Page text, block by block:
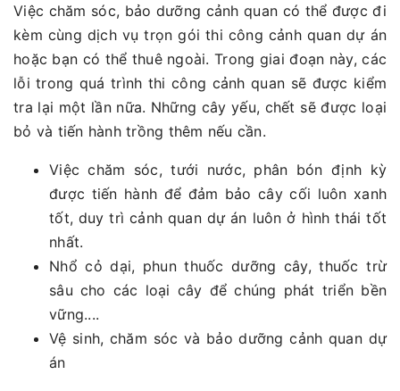
Việc chăm sóc, bảo dưỡng cảnh quan có thể được đi
kèm cùng dịch vụ trọn gói thi công cảnh quan dự án
hoặc bạn có thể thuê ngoài. Trong giai đoạn này, các
lỗi trong quá trình thi công cảnh quan sẽ được kiểm
tra lại một lần nữa. Những cây yếu, chết sẽ được loại
bỏ và tiến hành trồng thêm nếu cần.
Việc chăm sóc, tưới nước, phân bón định kỳ
được tiến hành để đảm bảo cây cối luôn xanh
tốt, duy trì cảnh quan dự án luôn ở hình thái tốt
nhất.
Nhổ cỏ dại, phun thuốc dưỡng cây, thuốc trừ
sâu cho các loại cây để chúng phát triển bền
vững....
Vệ sinh, chăm sóc và bảo dưỡng cảnh quan dự
án